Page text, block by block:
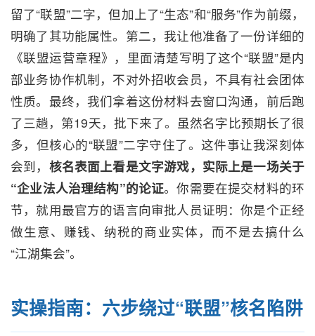
留了“联盟”二字，但加上了“生态”和“服务”作为前缀，
明确了其功能属性。第二，我让他准备了一份详细的
《联盟运营章程》，里面清楚写明了这个“联盟”是内
部业务协作机制，不对外招收会员，不具有社会团体
性质。最终，我们拿着这份材料去窗口沟通，前后跑
了三趟，第19天，批下来了。虽然名字比预期长了很
多，但核心的“联盟”二字守住了。这件事让我深刻体
会到， 核名表面上看是文字游戏，实际上是一场关于
“企业法人治理结构”的论证。你需要在提交材料的环
节，就用最官方的语言向审批人员证明：你是个正经
做生意、赚钱、纳税的商业实体，而不是去搞什么
“江湖集会”。
实操指南：六步绕过“联盟”核名陷阱